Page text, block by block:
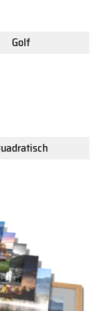
Golf